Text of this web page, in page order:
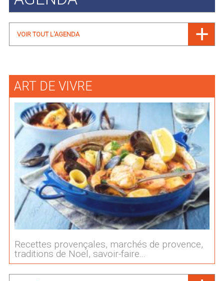
VOIR TOUT L'AGENDA
ART DE VIVRE
Recettes provençales, marchés de provence,
traditions de Noel, savoir-faire...